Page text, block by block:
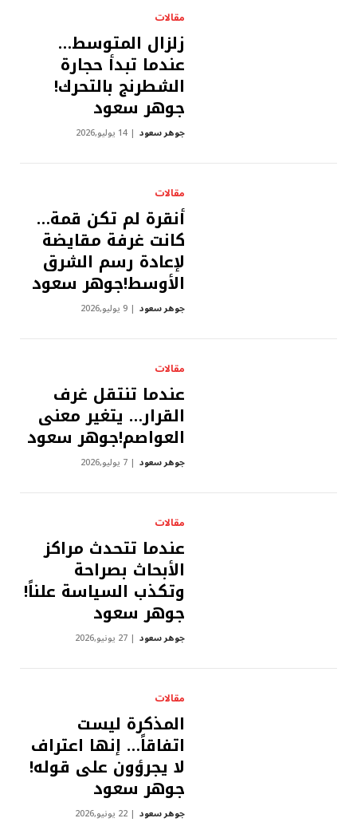
مقالات
زلزال المتوسط…
عندما تبدأ حجارة
الشطرنج بالتحرك!
جوهر سعود
جوهر سعود 14 يوليو,2026
مقالات
أنقرة لم تكن قمة…
كانت غرفة مقايضة
لإعادة رسم الشرق
الأوسط!جوهر سعود
جوهر سعود 9 يوليو,2026
مقالات
عندما تنتقل غرف
القرار… يتغير معنى
العواصم!جوهر سعود
جوهر سعود 7 يوليو,2026
مقالات
عندما تتحدث مراكز
الأبحاث بصراحة
وتكذب السياسة علناً!
جوهر سعود
جوهر سعود 27 يونيو,2026
مقالات
المذكرة ليست
اتفاقاً… إنها اعتراف
لا يجرؤون على قوله!
جوهر سعود
جوهر سعود 22 يونيو,2026